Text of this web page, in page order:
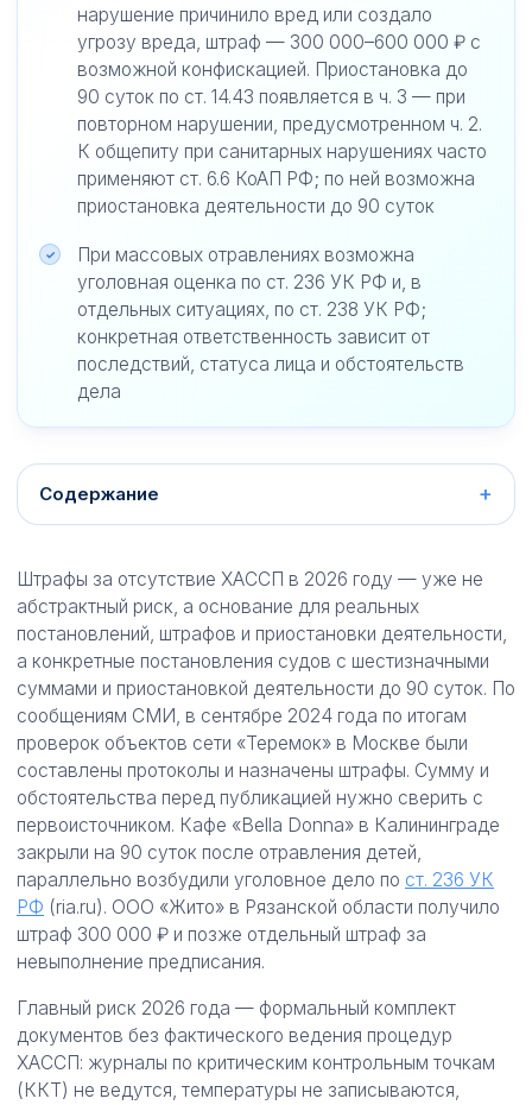
нарушение причинило вред или создало
угрозу вреда, штраф — 300 000–600 000 ₽ с
возможной конфискацией. Приостановка до
90 суток по ст. 14.43 появляется в ч. 3 — при
повторном нарушении, предусмотренном ч. 2.
К общепиту при санитарных нарушениях часто
применяют ст. 6.6 КоАП РФ; по ней возможна
приостановка деятельности до 90 суток
При массовых отравлениях возможна
уголовная оценка по ст. 236 УК РФ и, в
отдельных ситуациях, по ст. 238 УК РФ;
конкретная ответственность зависит от
последствий, статуса лица и обстоятельств
дела
Содержание
Штрафы за отсутствие ХАССП в 2026 году — уже не
абстрактный риск, а основание для реальных
постановлений, штрафов и приостановки деятельности,
а конкретные постановления судов с шестизначными
суммами и приостановкой деятельности до 90 суток. По
сообщениям СМИ, в сентябре 2024 года по итогам
проверок объектов сети «Теремок» в Москве были
составлены протоколы и назначены штрафы. Сумму и
обстоятельства перед публикацией нужно сверить с
первоисточником. Кафе «Bella Donna» в Калининграде
закрыли на 90 суток после отравления детей,
параллельно возбудили уголовное дело по ст. 236 УК
РФ (ria.ru). ООО «Жито» в Рязанской области получило
штраф 300 000 ₽ и позже отдельный штраф за
невыполнение предписания.
Главный риск 2026 года — формальный комплект
документов без фактического ведения процедур
ХАССП: журналы по критическим контрольным точкам
(ККТ) не ведутся, температуры не записываются,